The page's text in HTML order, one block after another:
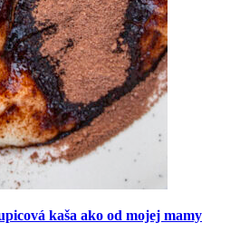
kaša ako od mojej mamy